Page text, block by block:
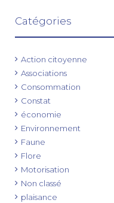
Catégories
Action citoyenne
Associations
Consommation
Constat
économie
Environnement
Faune
Flore
Motorisation
Non classé
plaisance